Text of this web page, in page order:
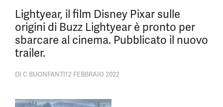
Lightyear, il film Disney Pixar sulle
origini di Buzz Lightyear è pronto per
sbarcare al cinema. Pubblicato il nuovo
trailer.
DI C BUONFANTI12 FEBBRAIO 2022